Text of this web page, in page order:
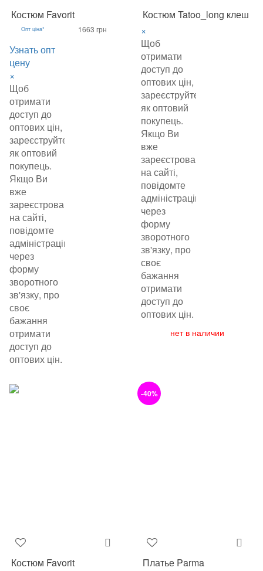
Костюм Favorit
Опт ціна*
Узнать опт
цену
×
Щоб
отримати
доступ до
оптових цін,
зареєструйтеся
як оптовий
покупець.
Якщо Ви
вже
зареєстровані
на сайті,
повідомте
адміністрацію
через
форму
зворотного
зв'язку, про
своє
бажання
отримати
доступ до
оптових цін.
1663 грн
Костюм Tatoo_long клеш
×
Щоб
отримати
доступ до
оптових цін,
зареєструйтеся
як оптовий
покупець.
Якщо Ви
вже
зареєстровані
на сайті,
повідомте
адміністрацію
через
форму
зворотного
зв'язку, про
своє
бажання
отримати
доступ до
оптових цін.
нет в наличии
Костюм Favorit
-40%
Платье Parma